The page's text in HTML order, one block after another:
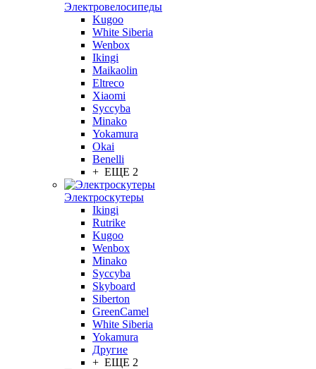
Электровелосипеды
Kugoo
White Siberia
Wenbox
Ikingi
Maikaolin
Eltreco
Xiaomi
Syccyba
Minako
Yokamura
Okai
Benelli
+ ЕЩЕ 2
Электроскутеры
Ikingi
Rutrike
Kugoo
Wenbox
Minako
Syccyba
Skyboard
Siberton
GreenCamel
White Siberia
Yokamura
Другие
+ ЕЩЕ 2